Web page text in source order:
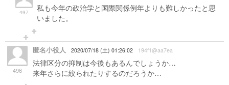
497
私も今年の政治学と国際関係例年よりも難しかったと思
いました。
496
匿名小役人 2020/07/18 (土) 01:26:02 194f1@aa7ea
法律区分の抑制は今後もあるんでしょうか…
来年さらに絞られたりするのだろうか…